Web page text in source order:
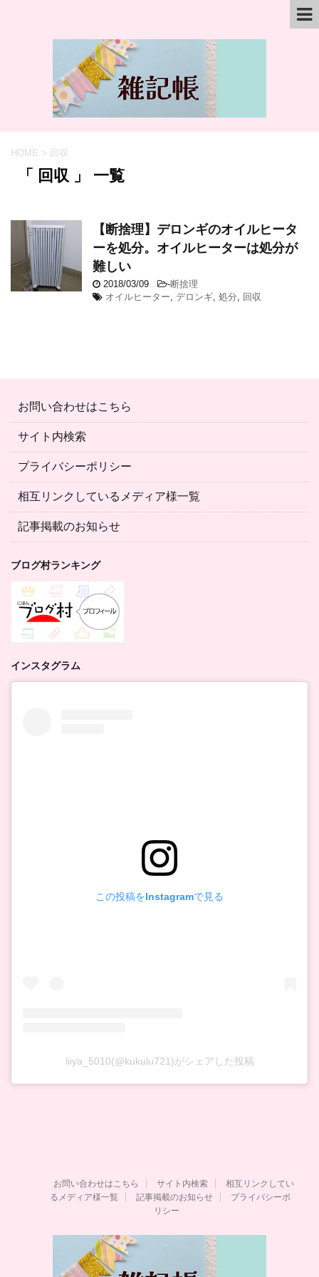
HOME > 回収
「 回収 」 一覧
【断捨理】デロンギのオイルヒータ
ーを処分。オイルヒーターは処分が
難しい
2018/03/09 -断捨理
オイルヒーター, デロンギ, 処分, 回収
お問い合わせはこちら
サイト内検索
プライバシーポリシー
相互リンクしているメディア様一覧
記事掲載のお知らせ
ブログ村ランキング
インスタグラム
この投稿をInstagramで見る
liiya_5010(@kukulu721)がシェアした投稿
お問い合わせはこちら サイト内検索
相互リンクしてい
るメディア様一覧
記事掲載のお知らせ
プライバシーポ
リシー